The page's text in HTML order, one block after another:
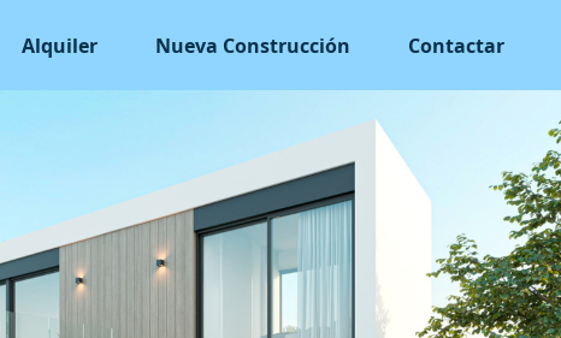
Alquiler Nueva Construcción Contactar